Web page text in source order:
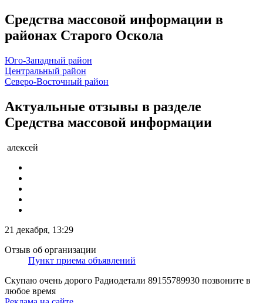
Средства массовой информации в
районах Старого Оскола
Юго-Западный район
Центральный район
Северо-Восточный район
Актуальные отзывы в разделе
Средства массовой информации
алексей
21 декабря, 13:29
Отзыв об организации
Пункт приема объявлений
Скупаю очень дорого Радиодетали 89155789930 позвоните в
любое время